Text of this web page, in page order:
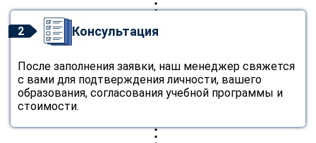
2 Консультация
После заполнения заявки, наш менеджер свяжется
с вами для подтверждения личности, вашего
образования, согласования учебной программы и
стоимости.